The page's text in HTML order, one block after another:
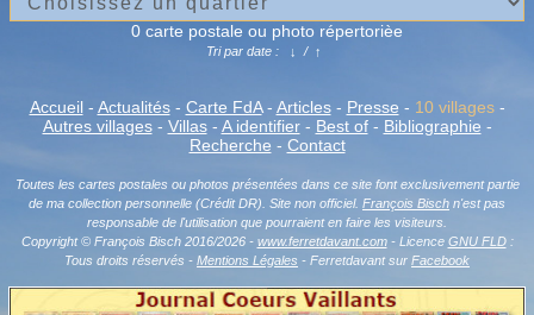
0 carte postale ou photo répertorièe
Tri par date : ↓ /↑
Accueil- Actualités- Carte FdA- Articles- Presse - 10 villages-
Autres villages- Villas- A identifier- Best of- Bibliographie -
Recherche - Contact
Toutes les cartes postales ou photos présentées dans ce site font exclusivement partie
de ma collection personnelle (Crédit DR). Site non officiel. François Bisch n'est pas
responsable de l'utilisation que pourraient en faire les visiteurs.
Copyright © François Bisch 2016/2026 - www.ferretdavant.com- Licence GNU FLD:
Tous droits réservés - Mentions Légales - Ferretdavant sur Facebook